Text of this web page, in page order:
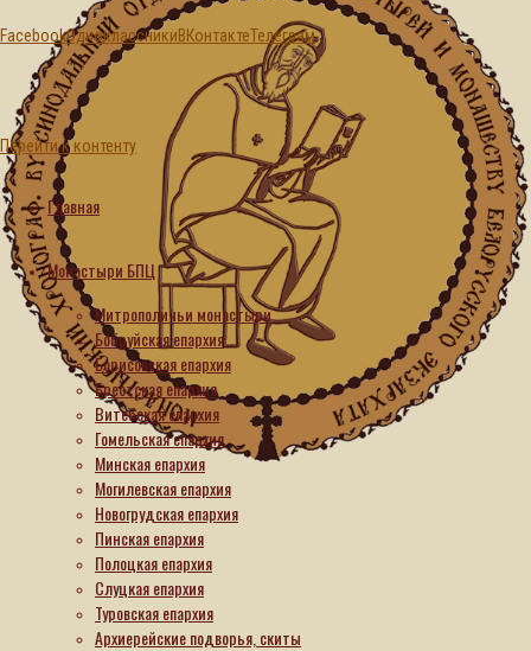
FacebookОдноклассникиВКонтактеТелеграм
Перейти к контенту
Главная
Монастыри БПЦ
Митрополичьи монастыри
Бобруйская епархия
Борисовская епархия
Брестская епархия
Витебская епархия
Гомельская епархия
Минская епархия
Могилевская епархия
Новогрудская епархия
Пинская епархия
Полоцкая епархия
Слуцкая епархия
Туровская епархия
Архиерейские подворья, скиты
Интервью
Возрождение
Московского
Зачатьевского
монастыря
и